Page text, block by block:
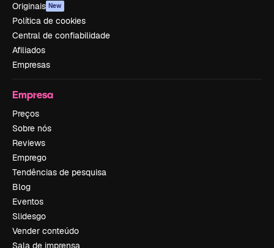
Originais New
Política de cookies
Central de confiabilidade
Afiliados
Empresas
Empresa
Preços
Sobre nós
Reviews
Emprego
Tendências de pesquisa
Blog
Eventos
Slidesgo
Vender conteúdo
Sala de imprensa